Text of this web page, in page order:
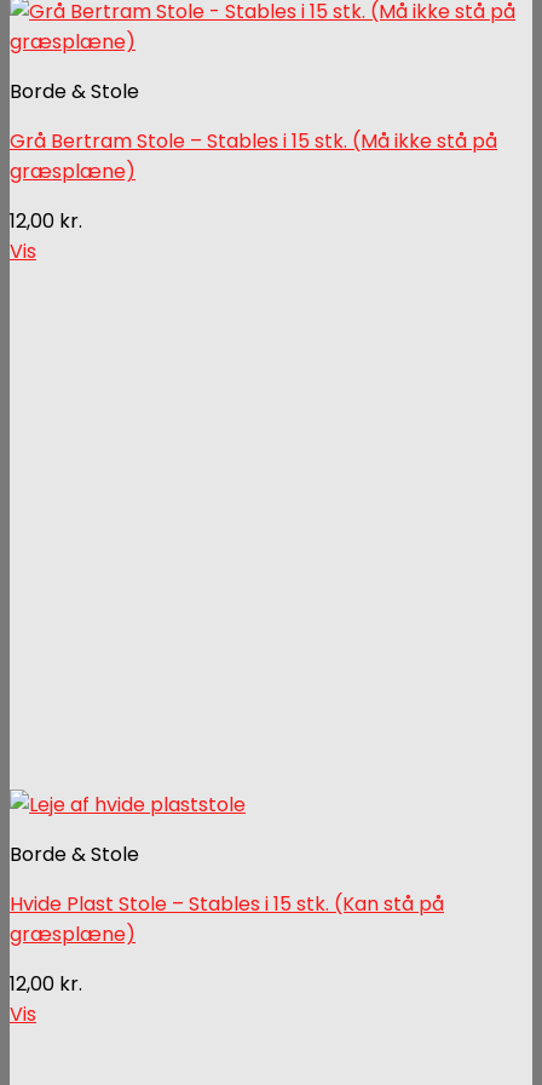
Borde & Stole
Grå Bertram Stole – Stables i 15 stk. (Må ikke stå på
græsplæne)
12,00 kr.
Vis
Borde & Stole
Hvide Plast Stole – Stables i 15 stk. (Kan stå på
græsplæne)
12,00 kr.
Vis